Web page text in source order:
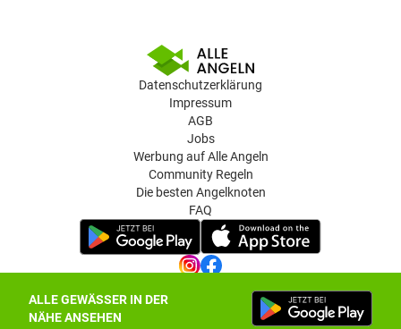
ALLE GEWÄSSER IN DER
NÄHE ANSEHEN
Datenschutzerklärung
Impressum
AGB
Jobs
Werbung auf Alle Angeln
Community Regeln
Die besten Angelknoten
FAQ
Datenschutz-Einstellungen